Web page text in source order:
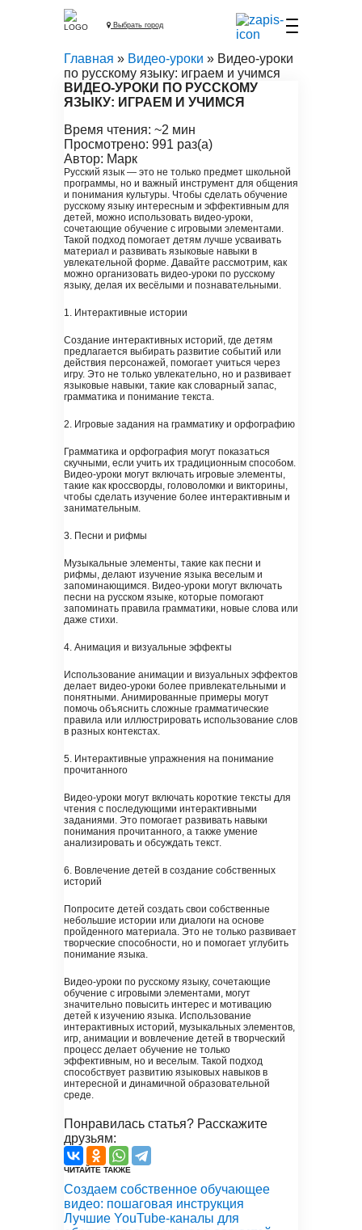
Выбрать город
Главная » Видео-уроки » Видео-уроки
по русскому языку: играем и учимся
ВИДЕО-УРОКИ ПО РУССКОМУ
ЯЗЫКУ: ИГРАЕМ И УЧИМСЯ
Время чтения: ~2 мин
Просмотрено: 991 раз(а)
Автор: Марк
Русский язык — это не только предмет школьной
программы, но и важный инструмент для общения
и понимания культуры. Чтобы сделать обучение
русскому языку интересным и эффективным для
детей, можно использовать видео-уроки,
сочетающие обучение с игровыми элементами.
Такой подход помогает детям лучше усваивать
материал и развивать языковые навыки в
увлекательной форме. Давайте рассмотрим, как
можно организовать видео-уроки по русскому
языку, делая их весёлыми и познавательными.
1. Интерактивные истории
Создание интерактивных историй, где детям
предлагается выбирать развитие событий или
действия персонажей, помогает учиться через
игру. Это не только увлекательно, но и развивает
языковые навыки, такие как словарный запас,
грамматика и понимание текста.
2. Игровые задания на грамматику и орфографию
Грамматика и орфография могут показаться
скучными, если учить их традиционным способом.
Видео-уроки могут включать игровые элементы,
такие как кроссворды, головоломки и викторины,
чтобы сделать изучение более интерактивным и
занимательным.
3. Песни и рифмы
Музыкальные элементы, такие как песни и
рифмы, делают изучение языка веселым и
запоминающимся. Видео-уроки могут включать
песни на русском языке, которые помогают
запоминать правила грамматики, новые слова или
даже стихи.
4. Анимация и визуальные эффекты
Использование анимации и визуальных эффектов
делает видео-уроки более привлекательными и
понятными. Анимированные примеры могут
помочь объяснить сложные грамматические
правила или иллюстрировать использование слов
в разных контекстах.
5. Интерактивные упражнения на понимание
прочитанного
Видео-уроки могут включать короткие тексты для
чтения с последующими интерактивными
заданиями. Это помогает развивать навыки
понимания прочитанного, а также умение
анализировать и обсуждать текст.
6. Вовлечение детей в создание собственных
историй
Попросите детей создать свои собственные
небольшие истории или диалоги на основе
пройденного материала. Это не только развивает
творческие способности, но и помогает углубить
понимание языка.
Видео-уроки по русскому языку, сочетающие
обучение с игровыми элементами, могут
значительно повысить интерес и мотивацию
детей к изучению языка. Использование
интерактивных историй, музыкальных элементов,
игр, анимации и вовлечение детей в творческий
процесс делает обучение не только
эффективным, но и веселым. Такой подход
способствует развитию языковых навыков в
интересной и динамичной образовательной
среде.
Понравилась статья? Расскажите
друзьям:
ЧИТАЙТЕ ТАКЖЕ
Создаем собственное обучающее
видео: пошаговая инструкция
Лучшие YouTube-каналы для